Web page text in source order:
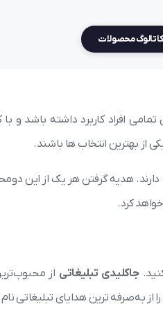
کاتالوگ محصولات
افراد کاربرد داشته باشد و با
از بهترین انتخاب ها باشند.
دارند. هدیه گرفتن هر یک از این
کرد.
جاکلیدی تبلیغاتی از
از به‌صرفه ترین هدایای تبلیغاتی نام